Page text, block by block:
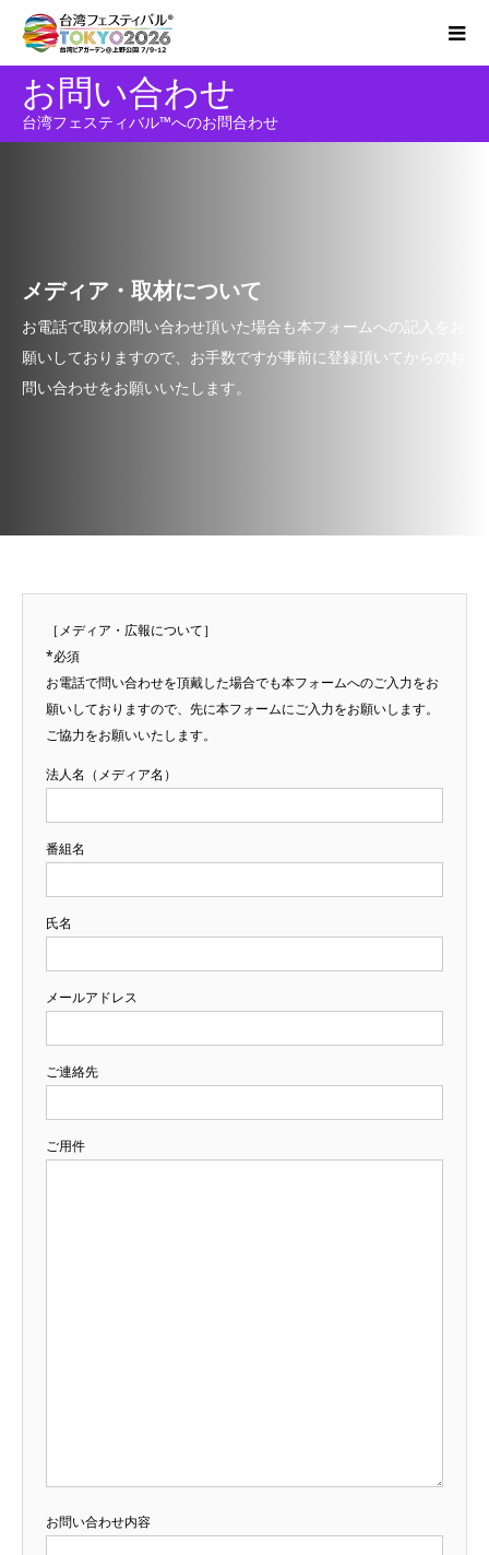
お問い合わせ
台湾フェスティバル™へのお問合わせ
メディア・取材について
お電話で取材の問い合わせ頂いた場合も本フォームへの記入をお
願いしておりますので、お手数ですが事前に登録頂いてからのお
問い合わせをお願いいたします。
［メディア・広報について］
*必須
お電話で問い合わせを頂戴した場合でも本フォームへのご入力をお
願いしておりますので、先に本フォームにご入力をお願いします。
ご協力をお願いいたします。
法人名（メディア名）
番組名
氏名
メールアドレス
ご連絡先
ご用件
お問い合わせ内容